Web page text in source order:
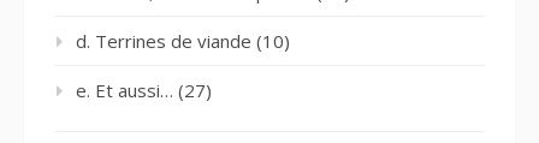
d. Terrines de viande (10)
e. Et aussi… (27)